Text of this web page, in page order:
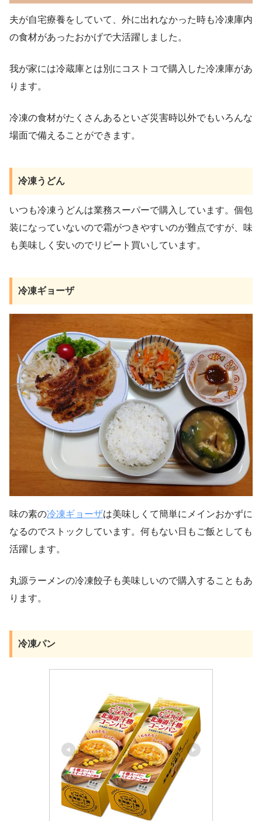
夫が自宅療養をしていて、外に出れなかった時も冷凍庫内
の食材があったおかげで大活躍しました。
我が家には冷蔵庫とは別にコストコで購入した冷凍庫があ
ります。
冷凍の食材がたくさんあるといざ災害時以外でもいろんな
場面で備えることができます。
冷凍うどん
いつも冷凍うどんは業務スーパーで購入しています。個包
装になっていないので霜がつきやすいのが難点ですが、味
も美味しく安いのでリピート買いしています。
冷凍ギョーザ
味の素の冷凍ギョーザは美味しくて簡単にメインおかずに
なるのでストックしています。何もない日もご飯としても
活躍します。
丸源ラーメンの冷凍餃子も美味しいので購入することもあ
ります。
冷凍パン